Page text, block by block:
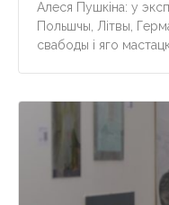
Алеся Пушкіна: у
Польшчы, Літвы,
свабоды і яго